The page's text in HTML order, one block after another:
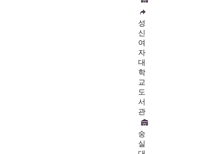
성
신
여
자
대
학
교
도
서
관
숭
실